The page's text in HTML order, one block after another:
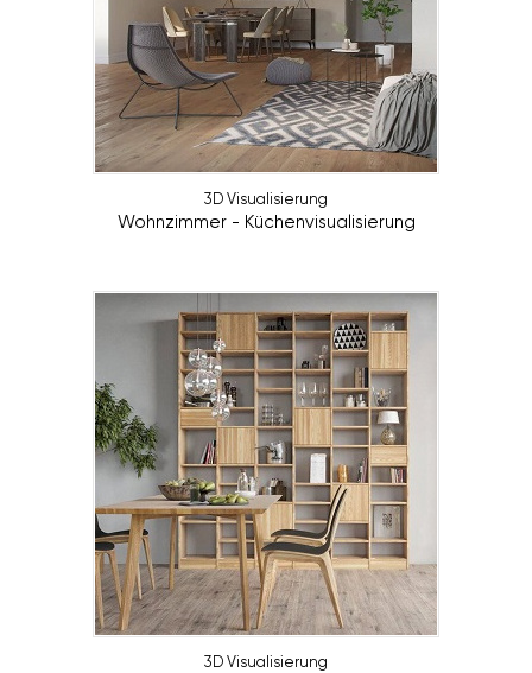
3D Visualisierung
Wohnzimmer - Küchenvisualisierung
3D Visualisierung